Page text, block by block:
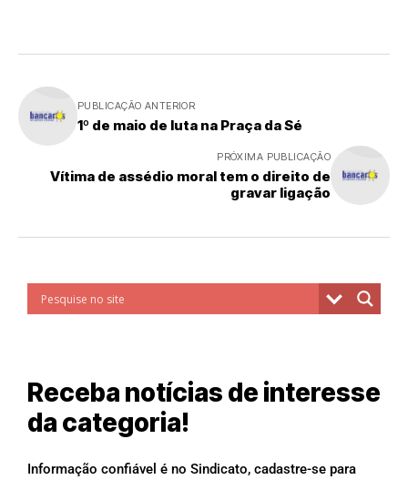
PUBLICAÇÃO ANTERIOR
1º de maio de luta na Praça da Sé
PRÓXIMA PUBLICAÇÃO
Vítima de assédio moral tem o direito de
gravar ligação
Receba notícias de interesse
da categoria!
Informação confiável é no Sindicato, cadastre-se para